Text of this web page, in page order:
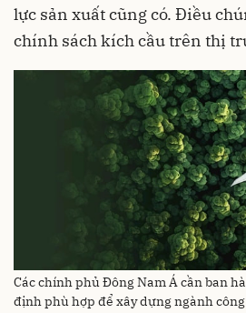
lực sản xuất cũng có. Điều
chính sách kích cầu trên thị
Các chính phủ Đông Nam Á cần ban
định phù hợp để xây dựng ngành